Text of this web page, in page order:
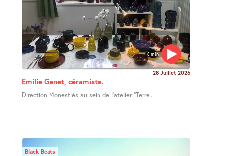
8 min
28 Juillet 2026
Emilie Genet, céramiste.
Direction Monestiés au sein de l’atelier "Terre...
Black Beats